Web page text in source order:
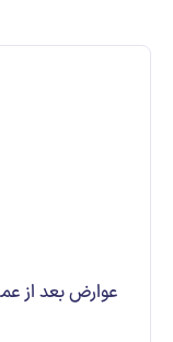
عوارض بعد از